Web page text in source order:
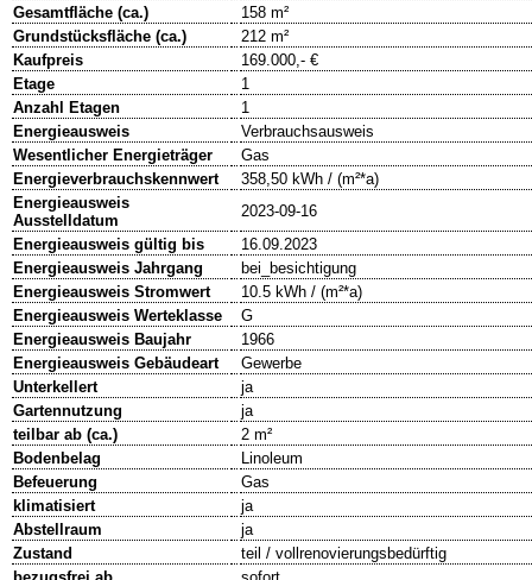
Gesamtfläche (ca.)
158 m²
Grundstücksfläche (ca.)
212 m²
Kaufpreis
169.000,- €
Etage
1
Anzahl Etagen
1
Energieausweis
Verbrauchsausweis
Wesentlicher Energieträger
Gas
Energieverbrauchskennwert
358,50 kWh / (m²*a)
Energieausweis
Ausstelldatum
2023-09-16
Energieausweis gültig bis
16.09.2023
Energieausweis Jahrgang
bei_besichtigung
Energieausweis Stromwert
10.5 kWh / (m²*a)
Energieausweis Werteklasse
G
Energieausweis Baujahr
1966
Energieausweis Gebäudeart
Gewerbe
Unterkellert
ja
Gartennutzung
ja
teilbar ab (ca.)
2 m²
Bodenbelag
Linoleum
Befeuerung
Gas
klimatisiert
ja
Abstellraum
ja
Zustand
teil / vollrenovierungsbedürftig